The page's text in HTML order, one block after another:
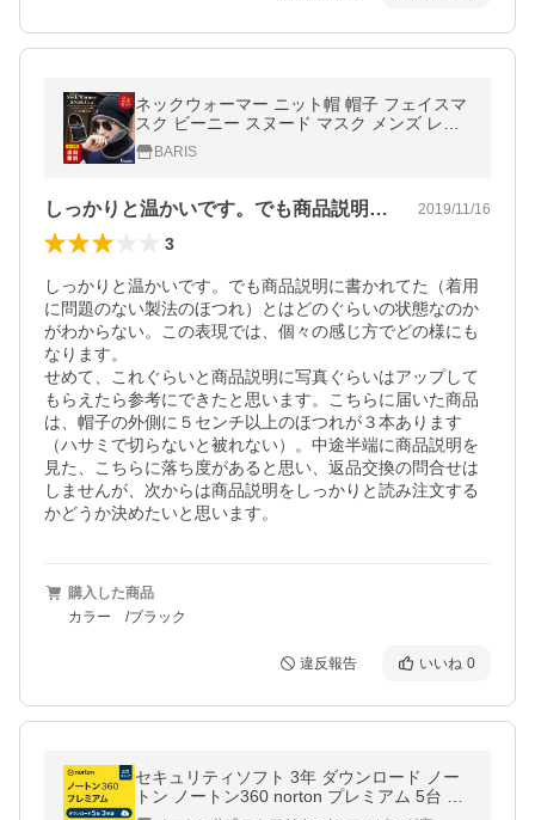
ネックウォーマー ニット帽 帽子 フェイスマ
スク ビーニー スヌード マスク メンズ レデ
ィース 2点セット ふわふわ 防寒 裏起毛 ウィ
ンタースポーツ 送料無料
BARIS
しっかりと温かいです。でも商品説明に書… 2019/11/16
3
しっかりと温かいです。でも商品説明に書かれてた（着用
に問題のない製法のほつれ）とはどのぐらいの状態なのか
がわからない。この表現では、個々の感じ方でどの様にも
なります。
せめて、これぐらいと商品説明に写真ぐらいはアップして
もらえたら参考にできたと思います。こちらに届いた商品
は、帽子の外側に５センチ以上のほつれが３本あります
（ハサミで切らないと被れない）。中途半端に商品説明を
見た、こちらに落ち度があると思い、返品交換の問合せは
しませんが、次からは商品説明をしっかりと読み注文する
かどうか決めたいと思います。
購入した商品
カラー /ブラック
違反報告 いいね 0
セキュリティソフト 3年 ダウンロード ノー
トン ノートン360 norton プレミアム 5台 3
年版 50GB ダウンロード版 Mac Windows A